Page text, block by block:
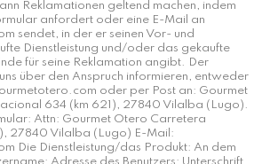
Reklamationen geltend machen, indem
anfordert oder eine E-Mail an
sendet, in der er seinen Vor- und
Dienstleistung und/oder das gekaufte
für seine Reklamation angibt. Der
über den Anspruch informieren, entweder
oder per Post an: Gourmet
634 (km 621), 27840 Vilalba (Lugo).
Attn: Gourmet Otero Carretera
27840 Vilalba (Lugo) E-Mail:
Die Dienstleistung/das Produkt: An dem